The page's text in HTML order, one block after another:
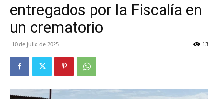
entregados por la Fiscalía en
un crematorio
10 de julio de 2025 13